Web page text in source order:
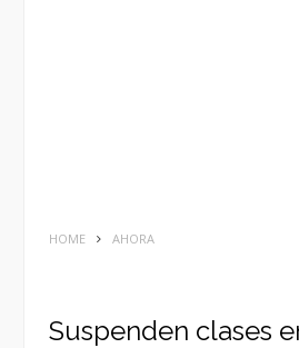
HOME AHORA
Suspenden clases